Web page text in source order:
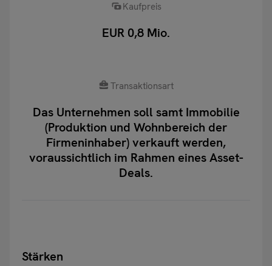
Kaufpreis
EUR 0,8 Mio.
Transaktionsart
Das Unternehmen soll samt Immobilie
(Produktion und Wohnbereich der
Firmeninhaber) verkauft werden,
voraussichtlich im Rahmen eines Asset-
Deals.
Stärken